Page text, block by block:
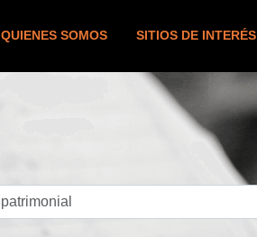
QUIENES SOMOS SITIOS DE INTERÉS